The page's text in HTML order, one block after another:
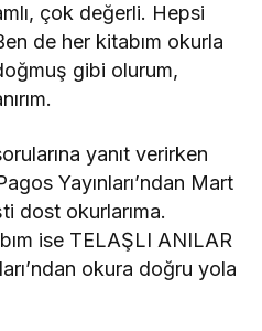
çok değerli. Hepsi
de her kitabım okurla
gibi olurum,
yanıt verirken
Yayınları’ndan Mart
dost okurlarıma.
ise TELAŞLI ANILAR
okura doğru yola